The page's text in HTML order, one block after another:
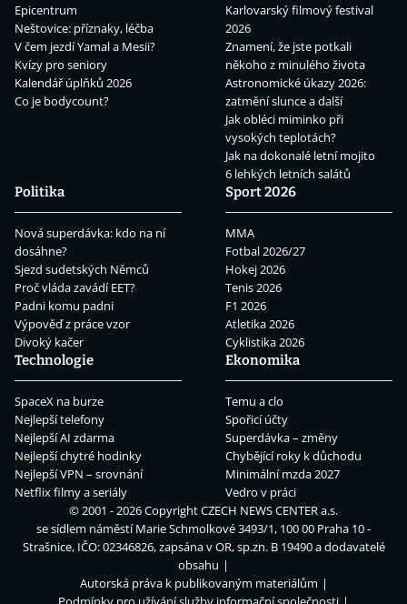
Epicentrum
Neštovice: příznaky, léčba
V čem jezdí Yamal a Mesii?
Kvízy pro seniory
Kalendář úplňků 2026
Co je bodycount?
Karlovarský filmový festival
2026
Znamení, že jste potkali
někoho z minulého života
Astronomické úkazy 2026:
zatmění slunce a další
Jak obléci miminko při
vysokých teplotách?
Jak na dokonalé letní mojito
6 lehkých letních salátů
Politika
Nová superdávka: kdo na ní
dosáhne?
Sjezd sudetských Němců
Proč vláda zavádí EET?
Padni komu padni
Výpověď z práce vzor
Divoký kačer
Sport 2026
MMA
Fotbal 2026/27
Hokej 2026
Tenis 2026
F1 2026
Atletika 2026
Cyklistika 2026
Technologie
SpaceX na burze
Nejlepší telefony
Nejlepší AI zdarma
Nejlepší chytré hodinky
Nejlepší VPN – srovnání
Netflix filmy a seriály
Ekonomika
Temu a clo
Spořicí účty
Superdávka – změny
Chybějící roky k důchodu
Minimální mzda 2027
Vedro v práci
© 2001 - 2026 CopyrightCZECH NEWS CENTER a.s.
se sídlem náměstí Marie Schmolkové 3493/1, 100 00 Praha 10 -
Strašnice, IČO: 02346826, zapsána v OR, sp.zn. B 19490 a dodavatelé
obsahu
Autorská práva k publikovaným materiálům